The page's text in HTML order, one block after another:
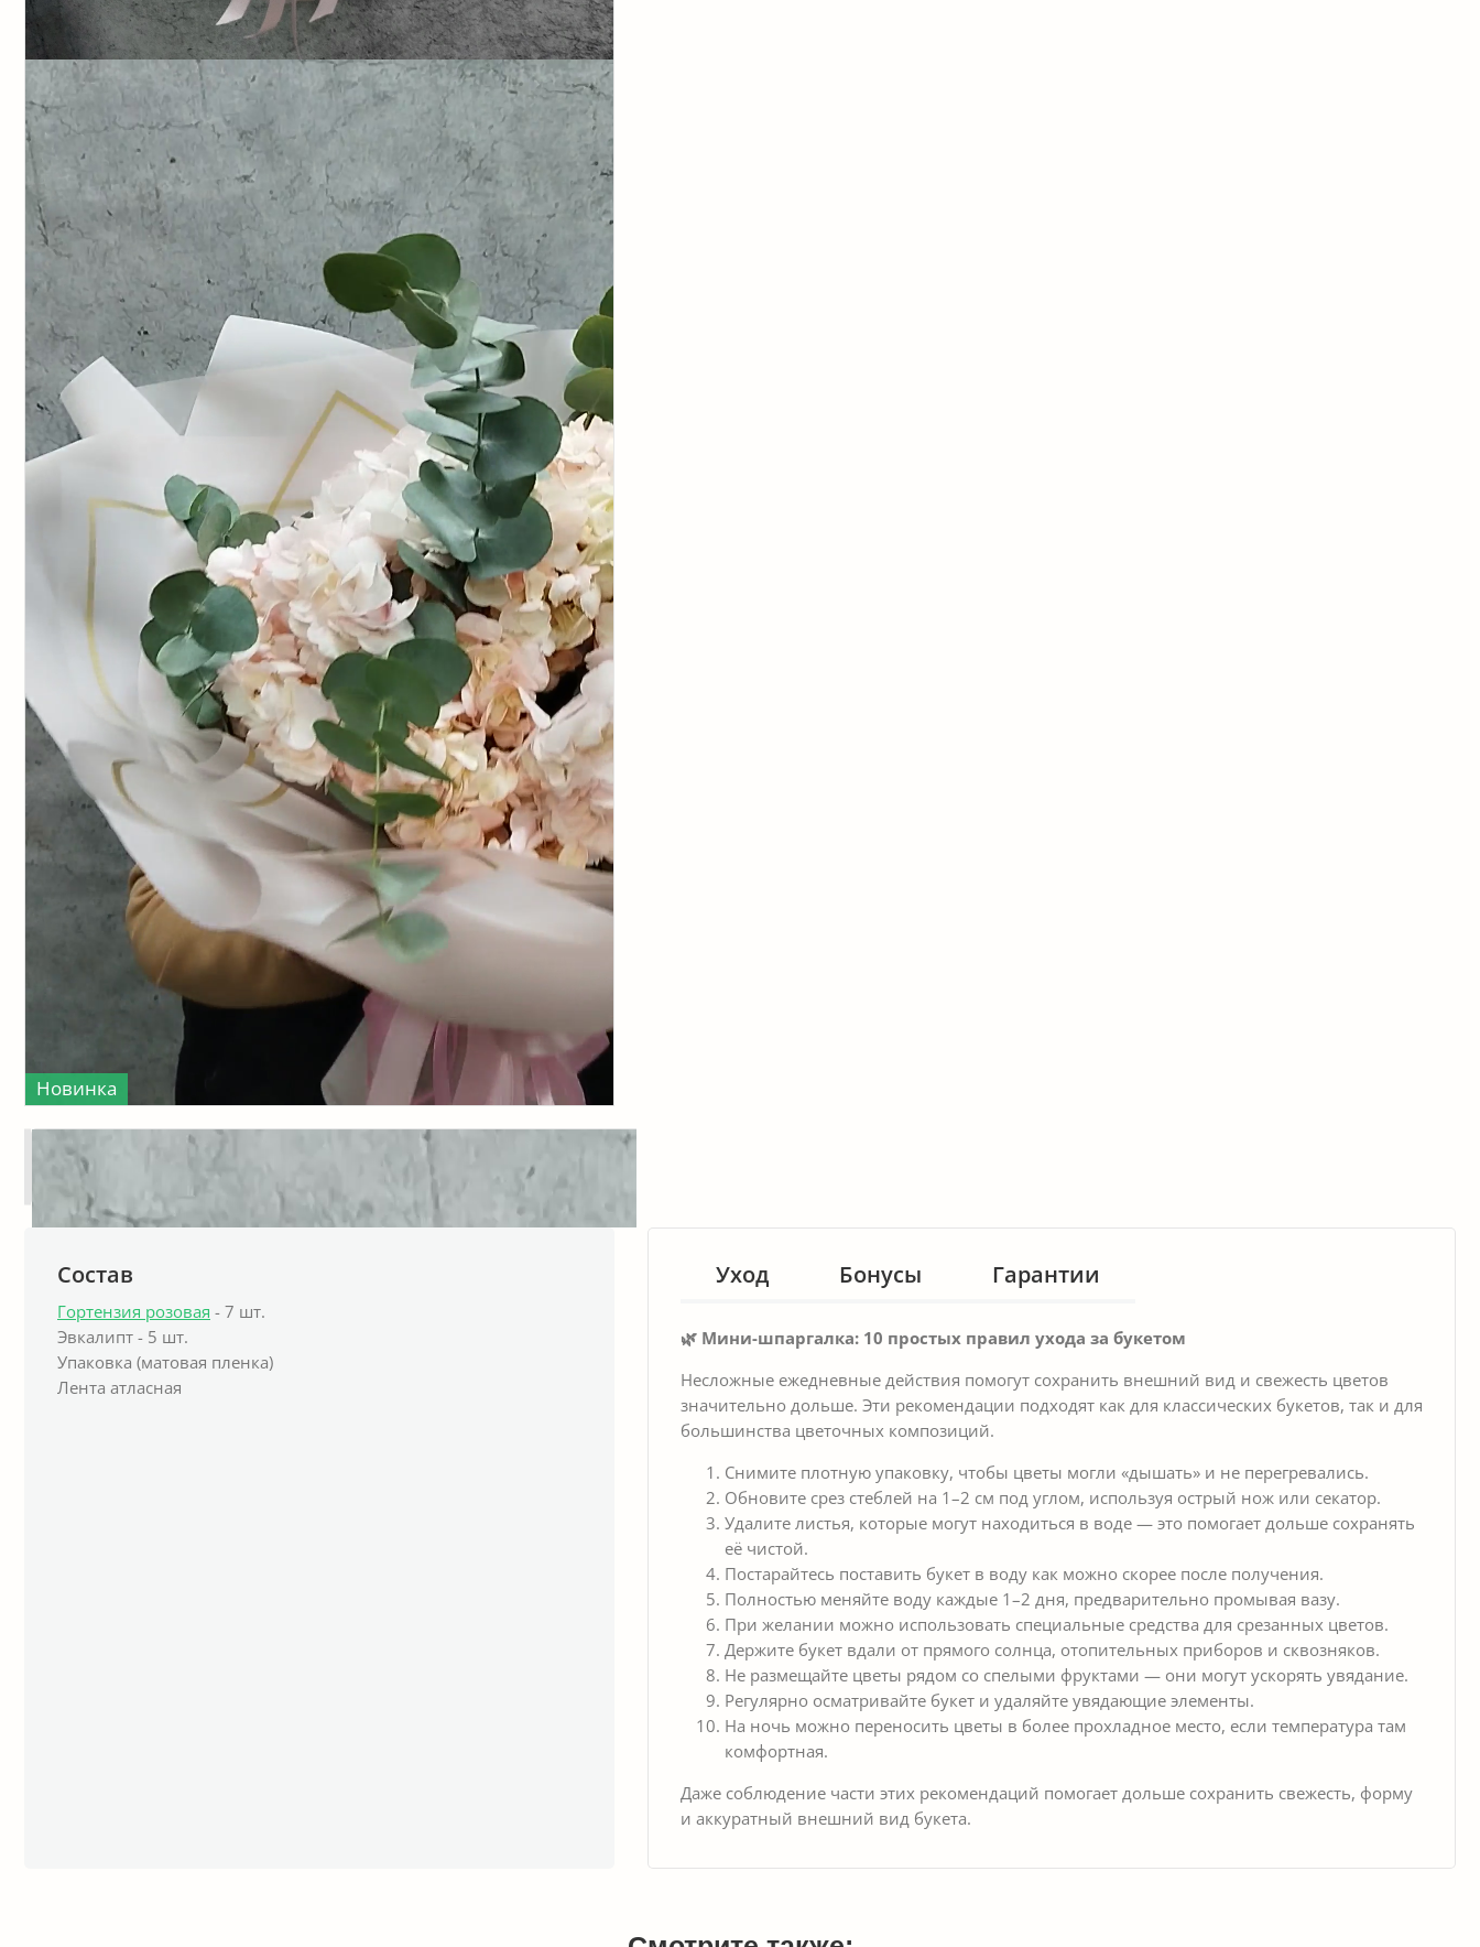
Новинка
Состав
Гортензия розовая - 7 шт.
Эвкалипт - 5 шт.
Упаковка (матовая пленка)
Лента атласная
Уход Бонусы Гарантии
🌿 Мини-шпаргалка: 10 простых правил ухода за букетом
Несложные ежедневные действия помогут сохранить внешний вид и свежесть цветов
значительно дольше. Эти рекомендации подходят как для классических букетов, так и для
большинства цветочных композиций.
Снимите плотную упаковку, чтобы цветы могли «дышать» и не перегревались.
Обновите срез стеблей на 1–2 см под углом, используя острый нож или секатор.
Удалите листья, которые могут находиться в воде — это помогает дольше сохранять
её чистой.
Постарайтесь поставить букет в воду как можно скорее после получения.
Полностью меняйте воду каждые 1–2 дня, предварительно промывая вазу.
При желании можно использовать специальные средства для срезанных цветов.
Держите букет вдали от прямого солнца, отопительных приборов и сквозняков.
Не размещайте цветы рядом со спелыми фруктами — они могут ускорять увядание.
Регулярно осматривайте букет и удаляйте увядающие элементы.
На ночь можно переносить цветы в более прохладное место, если температура там
комфортная.
Даже соблюдение части этих рекомендаций помогает дольше сохранить свежесть, форму
и аккуратный внешний вид букета.